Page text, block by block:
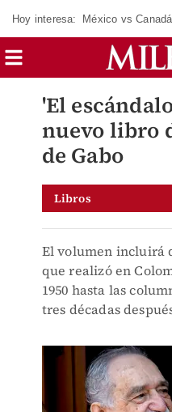
Hoy interesa: México vs Canadá
'El
nuevo libro
de Gabo
Libros
El volumen incluirá
que realizó en
1950 hasta las
tres décadas